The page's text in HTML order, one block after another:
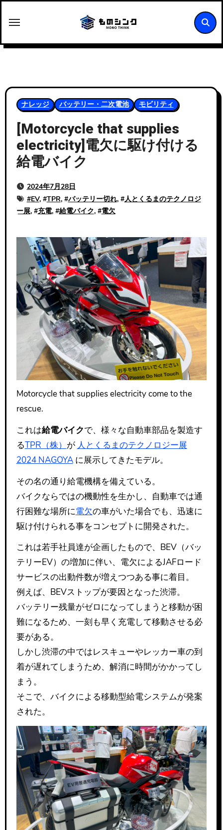
ス
プ
ナレッジ バッテリー・二次電池 モビリティ
[Motorcycle that supplies
electricity]電欠に駆け付ける
給電バイク
2024年7月28日
#EV, #TPR, #バッテリー切れ, #人とくるまのテクノロジ
ー展, #充電, #給電バイク, #電欠
Motorcycle that supplies electricity come to the
rescue.
これは給電バイクで、様々な自動車部品を製造す
るTPR（株） が 人とくるまのテクノロジー展
2024 NAGOYAに展示してきたモデル。
その名の通り給電機構を備えている。
バイクならではの機動性を生かし、自動車では通
行困難な場所に電欠の車がいた場合でも、迅速に
駆け付けられる事をコンセプトに開発された。
これは若手社員達が企画したもので、BEV（バッ
テリーEV）の増加に伴い、電欠によるJAFロード
サービスの出動件数が増えつつある事に着目。
例えば、BEVストップが要因となった渋滞。
バッテリー残量がゼロになってしまうと移動が困
難になるため、一刻も早く充電して移動させる必
要がある。
しかし渋滞の中ではレスキューやレッカー車の到
着が遅れてしまうため、解消に時間がかかってし
まう。
そこで、バイクによる移動型給電システムが発案
された。